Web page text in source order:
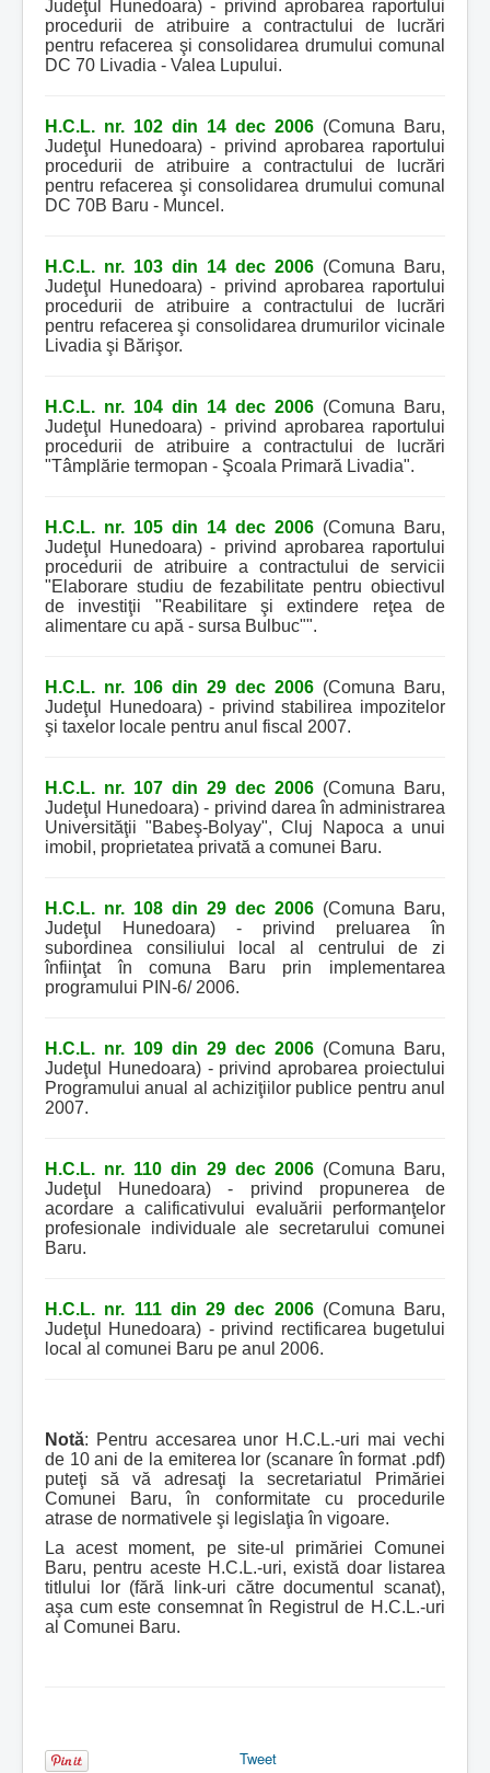
Judeţul Hunedoara) - privind aprobarea raportului
procedurii de atribuire a contractului de lucrări
pentru refacerea şi consolidarea drumului comunal
DC 70 Livadia - Valea Lupului.
H.C.L. nr. 102 din 14 dec 2006 (Comuna Baru,
Judeţul Hunedoara) - privind aprobarea raportului
procedurii de atribuire a contractului de lucrări
pentru refacerea şi consolidarea drumului comunal
DC 70B Baru - Muncel.
H.C.L. nr. 103 din 14 dec 2006 (Comuna Baru,
Judeţul Hunedoara) - privind aprobarea raportului
procedurii de atribuire a contractului de lucrări
pentru refacerea şi consolidarea drumurilor vicinale
Livadia şi Bărişor.
H.C.L. nr. 104 din 14 dec 2006 (Comuna Baru,
Judeţul Hunedoara) - privind aprobarea raportului
procedurii de atribuire a contractului de lucrări
"Tâmplărie termopan - Şcoala Primară Livadia".
H.C.L. nr. 105 din 14 dec 2006 (Comuna Baru,
Judeţul Hunedoara) - privind aprobarea raportului
procedurii de atribuire a contractului de servicii
"Elaborare studiu de fezabilitate pentru obiectivul
de investiţii "Reabilitare şi extindere reţea de
alimentare cu apă - sursa Bulbuc"".
H.C.L. nr. 106 din 29 dec 2006 (Comuna Baru,
Judeţul Hunedoara) - privind stabilirea impozitelor
şi taxelor locale pentru anul fiscal 2007.
H.C.L. nr. 107 din 29 dec 2006 (Comuna Baru,
Judeţul Hunedoara) - privind darea în administrarea
Universităţii "Babeş-Bolyay", Cluj Napoca a unui
imobil, proprietatea privată a comunei Baru.
H.C.L. nr. 108 din 29 dec 2006 (Comuna Baru,
Judeţul Hunedoara) - privind preluarea în
subordinea consiliului local al centrului de zi
înfiinţat în comuna Baru prin implementarea
programului PIN-6/ 2006.
H.C.L. nr. 109 din 29 dec 2006 (Comuna Baru,
Judeţul Hunedoara) - privind aprobarea proiectului
Programului anual al achiziţiilor publice pentru anul
2007.
H.C.L. nr. 110 din 29 dec 2006(Comuna Baru,
Judeţul Hunedoara) - privind propunerea de
acordare a calificativului evaluării performanţelor
profesionale individuale ale secretarului comunei
Baru.
H.C.L. nr. 111 din 29 dec 2006(Comuna Baru,
Judeţul Hunedoara) - privind rectificarea bugetului
local al comunei Baru pe anul 2006.
Notă: Pentru accesarea unor H.C.L.-uri mai vechi
de 10 ani de la emiterea lor (scanare în format .pdf)
puteţi să vă adresaţi la secretariatul Primăriei
Comunei Baru, în conformitate cu procedurile
atrase de normativele şi legislaţia în vigoare.
La acest moment, pe site-ul primăriei Comunei
Baru, pentru aceste H.C.L.-uri, există doar listarea
titlului lor (fără link-uri către documentul scanat),
aşa cum este consemnat în Registrul de H.C.L.-uri
al Comunei Baru.
Tweet